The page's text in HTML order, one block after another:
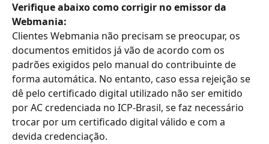
Verifique abaixo como corrigir no emissor da
Webmania:
Clientes Webmania não precisam se preocupar, os
documentos emitidos já vão de acordo com os
padrões exigidos pelo manual do contribuinte de
forma automática. No entanto, caso essa rejeição se
dê pelo certificado digital utilizado não ser emitido
por AC credenciada no ICP-Brasil, se faz necessário
trocar por um certificado digital válido e com a
devida credenciação.